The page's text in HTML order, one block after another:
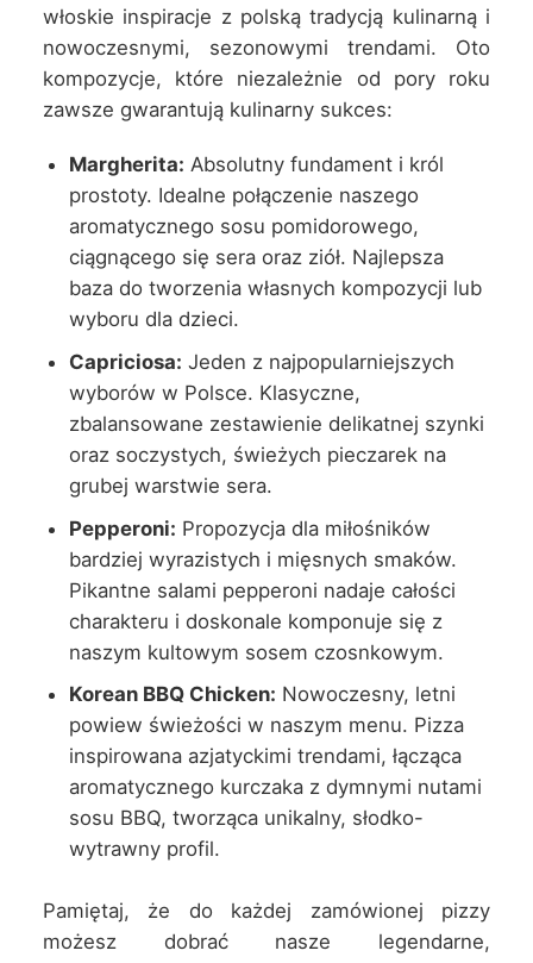
włoskie inspiracje z polską tradycją kulinarną i
nowoczesnymi, sezonowymi trendami. Oto
kompozycje, które niezależnie od pory roku
zawsze gwarantują kulinarny sukces:
Margherita: Absolutny fundament i król
prostoty. Idealne połączenie naszego
aromatycznego sosu pomidorowego,
ciągnącego się sera oraz ziół. Najlepsza
baza do tworzenia własnych kompozycji lub
wyboru dla dzieci.
Capriciosa: Jeden z najpopularniejszych
wyborów w Polsce. Klasyczne,
zbalansowane zestawienie delikatnej szynki
oraz soczystych, świeżych pieczarek na
grubej warstwie sera.
Pepperoni: Propozycja dla miłośników
bardziej wyrazistych i mięsnych smaków.
Pikantne salami pepperoni nadaje całości
charakteru i doskonale komponuje się z
naszym kultowym sosem czosnkowym.
Korean BBQ Chicken: Nowoczesny, letni
powiew świeżości w naszym menu. Pizza
inspirowana azjatyckimi trendami, łącząca
aromatycznego kurczaka z dymnymi nutami
sosu BBQ, tworząca unikalny, słodko-
wytrawny profil.
Pamiętaj, że do każdej zamówionej pizzy
możesz dobrać nasze legendarne,